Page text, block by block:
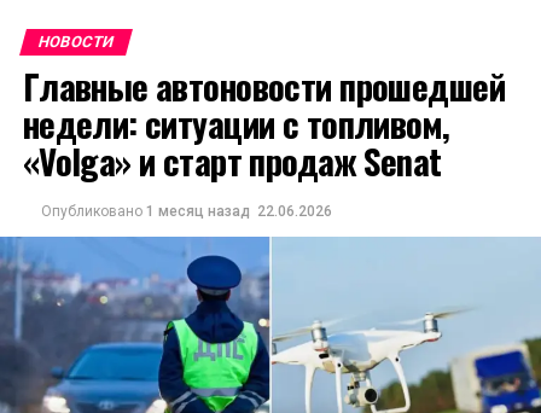
НОВОСТИ
Главные автоновости прошедшей
недели: ситуации с топливом,
«Volga» и старт продаж Senat
Опубликовано 1 месяц назад 22.06.2026